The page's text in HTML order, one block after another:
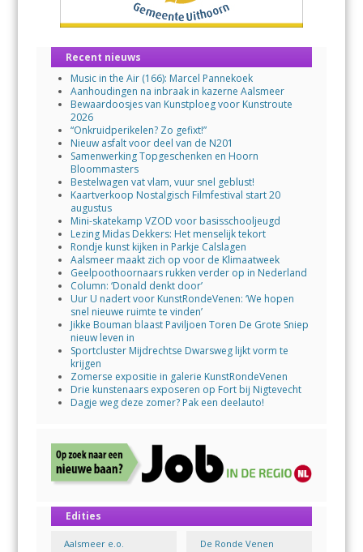
Recent nieuws
Music in the Air (166): Marcel Pannekoek
Aanhoudingen na inbraak in kazerne Aalsmeer
Bewaardoosjes van Kunstploeg voor Kunstroute
2026
“Onkruidperikelen? Zo gefixt!”
Nieuw asfalt voor deel van de N201
Samenwerking Topgeschenken en Hoorn
Bloommasters
Bestelwagen vat vlam, vuur snel geblust!
Kaartverkoop Nostalgisch Filmfestival start 20
augustus
Mini-skatekamp VZOD voor basisschooljeugd
Lezing Midas Dekkers: Het menselijk tekort
Rondje kunst kijken in Parkje Calslagen
Aalsmeer maakt zich op voor de Klimaatweek
Geelpoothoornaars rukken verder op in Nederland
Column: ‘Donald denkt door’
Uur U nadert voor KunstRondeVenen: ‘We hopen
snel nieuwe ruimte te vinden’
Jikke Bouman blaast Paviljoen Toren De Grote Sniep
nieuw leven in
Sportcluster Mijdrechtse Dwarsweg lijkt vorm te
krijgen
Zomerse expositie in galerie KunstRondeVenen
Drie kunstenaars exposeren op Fort bij Nigtevecht
Dagje weg deze zomer? Pak een deelauto!
Edities
Aalsmeer e.o. De Ronde Venen